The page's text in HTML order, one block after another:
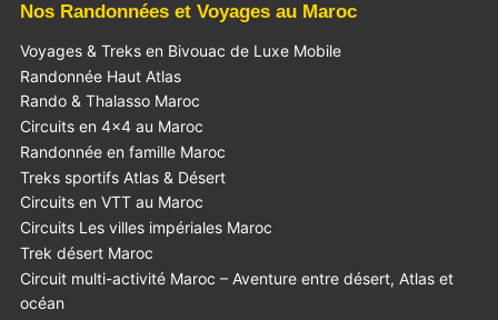
Nos Randonnées et Voyages au Maroc
Voyages & Treks en Bivouac de Luxe Mobile
Randonnée Haut Atlas
Rando & Thalasso Maroc
Circuits en 4×4 au Maroc
Randonnée en famille Maroc
Treks sportifs Atlas & Désert
Circuits en VTT au Maroc
Circuits Les villes impériales Maroc
Trek désert Maroc
Circuit multi-activité Maroc – Aventure entre désert, Atlas et
océan